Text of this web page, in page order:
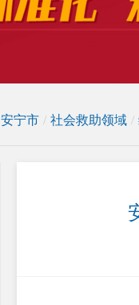
安宁市 / 社会救助领域 /